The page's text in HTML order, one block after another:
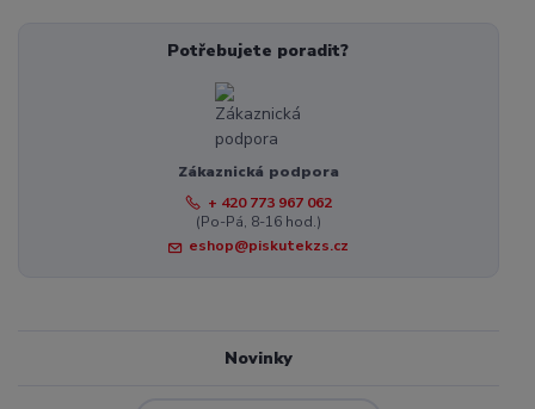
Potřebujete poradit?
Zákaznická podpora
+ 420 773 967 062
(Po-Pá, 8-16 hod.)
eshop@piskutekzs.cz
Novinky